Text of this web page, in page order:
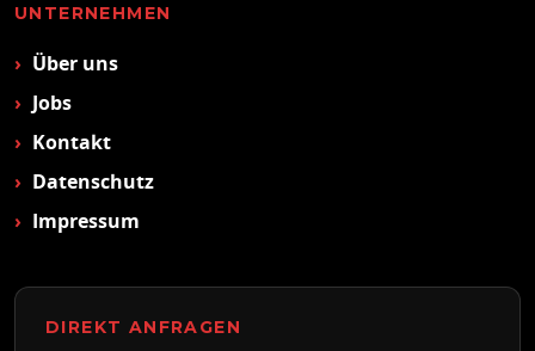
UNTERNEHMEN
Über uns
Jobs
Kontakt
Datenschutz
Impressum
DIREKT ANFRAGEN